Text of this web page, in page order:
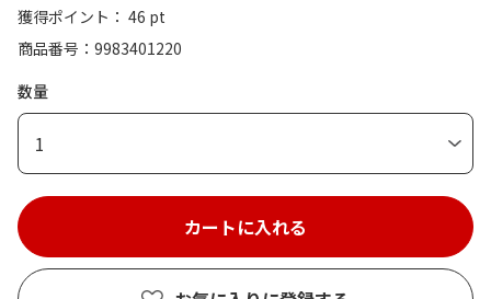
獲得ポイント： 46 pt
商品番号
9983401220
数量
1